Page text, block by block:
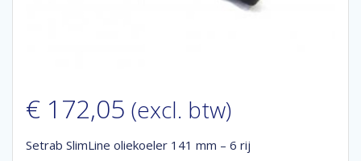
€ 172,05 (excl. btw)
Setrab SlimLine oliekoeler 141 mm – 6 rij